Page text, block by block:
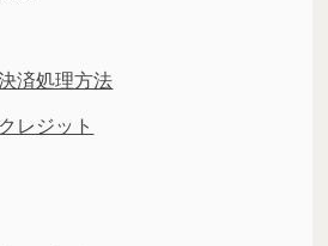
済処理方法
レジット